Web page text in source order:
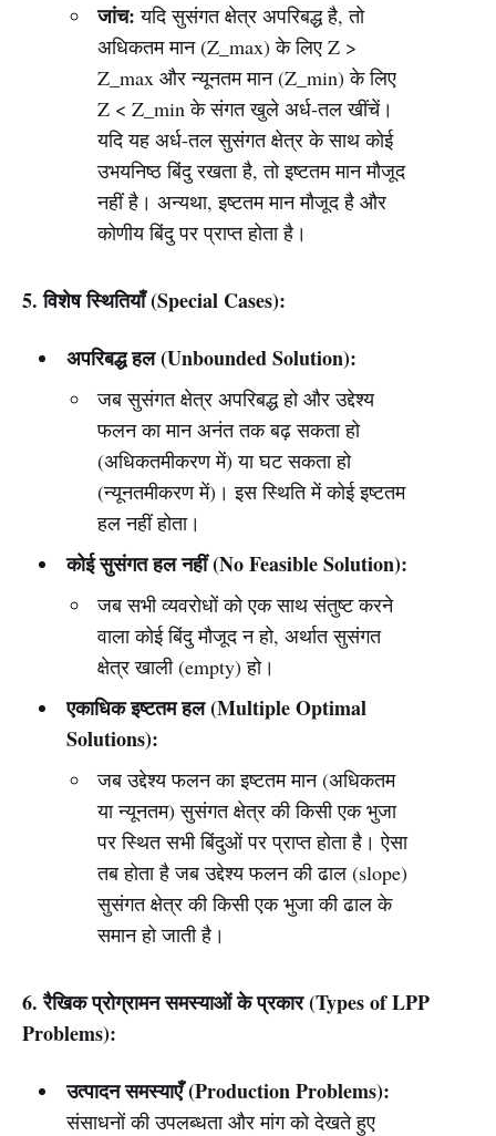
जांच: यदि सुसंगत क्षेत्र अपरिबद्ध है, तो
अधिकतम मान (Z_max) के लिए Z >
Z_max और न्यूनतम मान (Z_min) के लिए
Z < Z_min के संगत खुले अर्ध-तल खींचें।
यदि यह अर्ध-तल सुसंगत क्षेत्र के साथ कोई
उभयनिष्ठ बिंदु रखता है, तो इष्टतम मान मौजूद
नहीं है। अन्यथा, इष्टतम मान मौजूद है और
कोणीय बिंदु पर प्राप्त होता है।
5. विशेष स्थितियाँ (Special Cases):
अपरिबद्ध हल (Unbounded Solution):
जब सुसंगत क्षेत्र अपरिबद्ध हो और उद्देश्य
फलन का मान अनंत तक बढ़ सकता हो
(अधिकतमीकरण में) या घट सकता हो
(न्यूनतमीकरण में)। इस स्थिति में कोई इष्टतम
हल नहीं होता।
कोई सुसंगत हल नहीं (No Feasible Solution):
जब सभी व्यवरोधों को एक साथ संतुष्ट करने
वाला कोई बिंदु मौजूद न हो, अर्थात सुसंगत
क्षेत्र खाली (empty) हो।
एकाधिक इष्टतम हल (Multiple Optimal
Solutions):
जब उद्देश्य फलन का इष्टतम मान (अधिकतम
या न्यूनतम) सुसंगत क्षेत्र की किसी एक भुजा
पर स्थित सभी बिंदुओं पर प्राप्त होता है। ऐसा
तब होता है जब उद्देश्य फलन की ढाल (slope)
सुसंगत क्षेत्र की किसी एक भुजा की ढाल के
समान हो जाती है।
6. रैखिक प्रोग्रामन समस्याओं के प्रकार (Types of LPP
Problems):
उत्पादन समस्याएँ (Production Problems):
संसाधनों की उपलब्धता और मांग को देखते हुए